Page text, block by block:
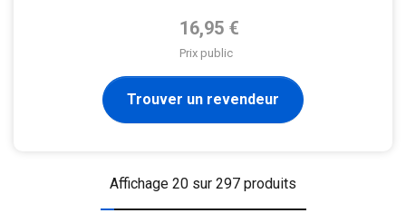
Prix de base
16,95 €
Prix public
Trouver un revendeur
Affichage 20 sur 297 produits